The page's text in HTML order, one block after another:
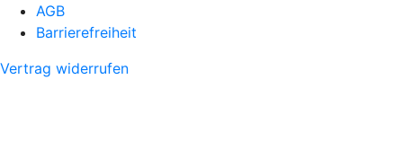
AGB
Barrierefreiheit
Vertrag widerrufen